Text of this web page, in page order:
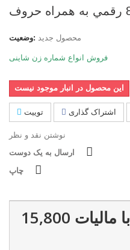
وضعیت: محصول جدید
فروش انواع شماره زن شاینی
این محصول در انبار موجود نیست
توییت اشتراک گذاری
نوشتن نقد و نظر
ارسال به یک دوست
چاپ
با ماليات